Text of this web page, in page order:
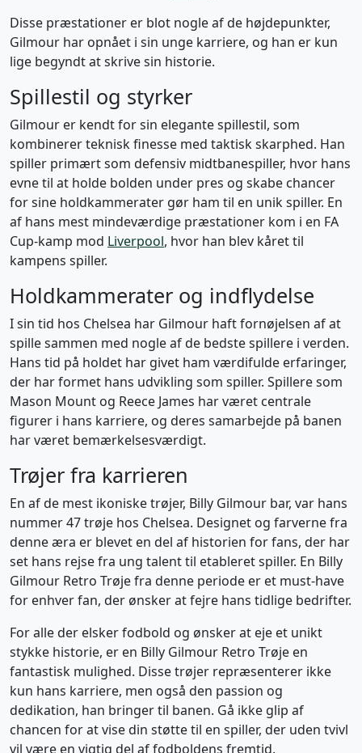
Disse præstationer er blot nogle af de højdepunkter,
Gilmour har opnået i sin unge karriere, og han er kun
lige begyndt at skrive sin historie.
Spillestil og styrker
Gilmour er kendt for sin elegante spillestil, som
kombinerer teknisk finesse med taktisk skarphed. Han
spiller primært som defensiv midtbanespiller, hvor hans
evne til at holde bolden under pres og skabe chancer
for sine holdkammerater gør ham til en unik spiller. En
af hans mest mindeværdige præstationer kom i en FA
Cup-kamp mod Liverpool, hvor han blev kåret til
kampens spiller.
Holdkammerater og indflydelse
I sin tid hos Chelsea har Gilmour haft fornøjelsen af at
spille sammen med nogle af de bedste spillere i verden.
Hans tid på holdet har givet ham værdifulde erfaringer,
der har formet hans udvikling som spiller. Spillere som
Mason Mount og Reece James har været centrale
figurer i hans karriere, og deres samarbejde på banen
har været bemærkelsesværdigt.
Trøjer fra karrieren
En af de mest ikoniske trøjer, Billy Gilmour bar, var hans
nummer 47 trøje hos Chelsea. Designet og farverne fra
denne æra er blevet en del af historien for fans, der har
set hans rejse fra ung talent til etableret spiller. En Billy
Gilmour Retro Trøje fra denne periode er et must-have
for enhver fan, der ønsker at fejre hans tidlige bedrifter.
For alle der elsker fodbold og ønsker at eje et unikt
stykke historie, er en Billy Gilmour Retro Trøje en
fantastisk mulighed. Disse trøjer repræsenterer ikke
kun hans karriere, men også den passion og
dedikation, han bringer til banen. Gå ikke glip af
chancen for at vise din støtte til en spiller, der uden tvivl
vil være en vigtig del af fodboldens fremtid.